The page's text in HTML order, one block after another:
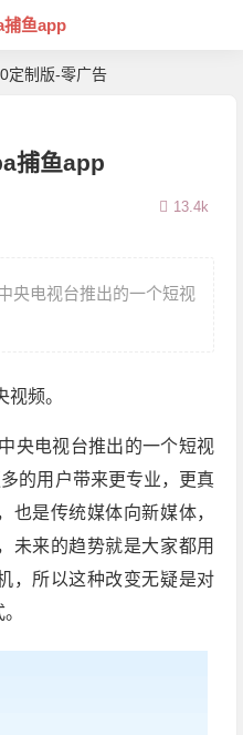
捕鱼app
定制版-零广告
捕鱼app
13.4k
央电视台推出的一个短视
频。
央电视台推出的一个短视
的用户带来更专业，更真
也是传统媒体向新媒体，
未来的趋势就是大家都用
，所以这种改变无疑是对